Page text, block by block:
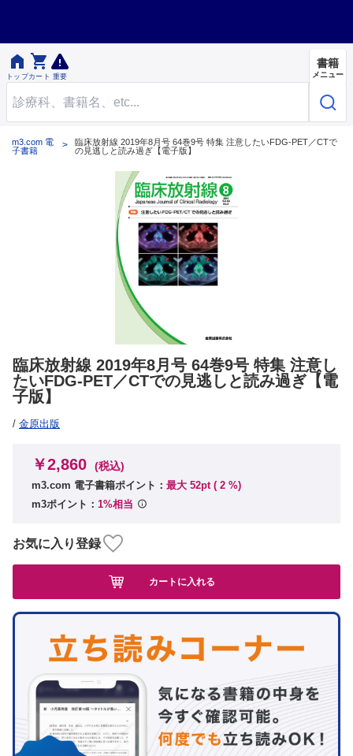

トップ

カート 重要
書籍
メニュー
m3.com 電
子書籍
臨床放射線 2019年8月号 64巻9号 特集 注意したいFDG-PET／CTで
の見逃しと読み過ぎ【電子版】
臨床放射線 2019年8月号 64巻9号 特集 注意し
たいFDG-PET／CTでの見逃しと読み過ぎ【電
子版】
/ 金原出版
￥2,860 (税込)
m3.com 電子書籍ポイント： 最大 52pt ( 2 %)
m3ポイント： 1%相当
お気に入り登録
カートに入れる